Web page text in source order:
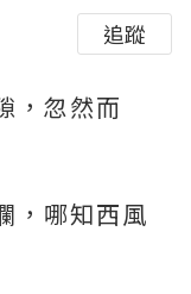
追蹤
，忽然而
，哪知西風